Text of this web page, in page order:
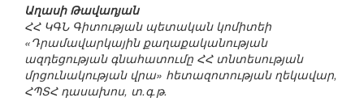
Աղասի Թավադյան
ՀՀ ԿԳՆ Գիտության պետական կոմիտեի
«Դրամավարկային քաղաքականության
ազդեցության գնահատումը ՀՀ տնտեսության
մրցունակության վրա» հետազոտության ղեկավար,
ՀՊՏՀ դասախոս, տ.գ.թ.